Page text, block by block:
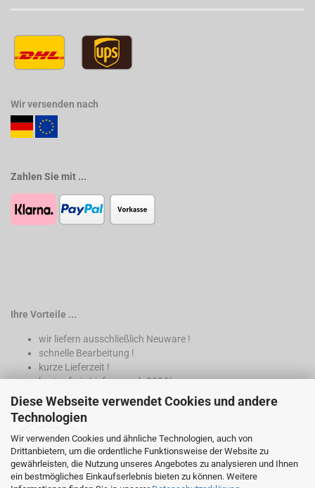
Diese Webseite verwendet Cookies und andere
Technologien
Wir verwenden Cookies und ähnliche Technologien, auch von
Drittanbietern, um die ordentliche Funktionsweise der Website zu
gewährleisten, die Nutzung unseres Angebotes zu analysieren und Ihnen
ein bestmögliches Einkaufserlebnis bieten zu können. Weitere
Wir versenden nach
Zahlen Sie mit ...
Ihre Vorteile ...
wir liefern ausschließlich Neuware !
schnelle Bearbeitung !
kurze Lieferzeit !
kostenfreie Lieferung ab 200€*
* nur innerhalb Deutschland